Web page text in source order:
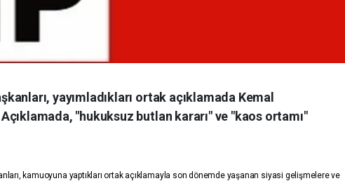
yayımladıkları ortak açıklamada Kemal
Açıklamada, "hukuksuz butlan kararı" ve "kaos ortamı"
kamuoyuna yaptıkları ortak açıklamayla son dönemde yaşanan siyasi gelişmelere ve